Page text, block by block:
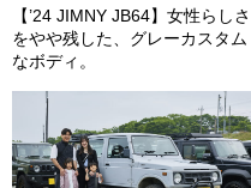
【’24 JIMNY JB64】女性らしさ
をやや残した、グレーカスタム
なボディ。